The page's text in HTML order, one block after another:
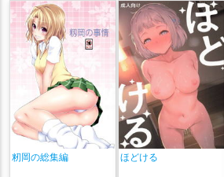
籾岡の総集編 ほどける